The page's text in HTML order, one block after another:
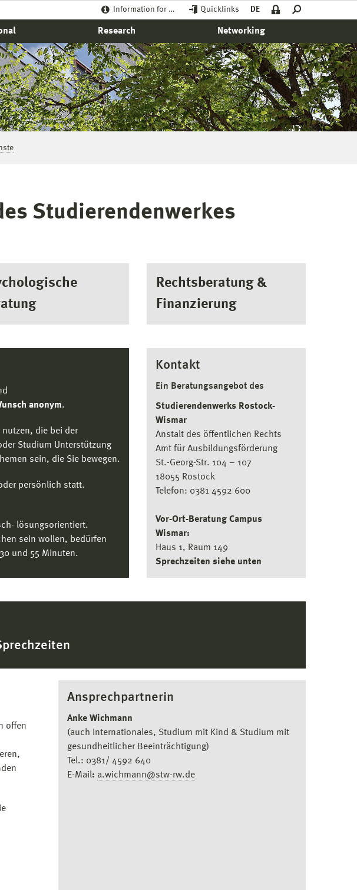
Information for … Quicklinks DE
Research Networking
Studierendenwerkes
Rechtsberatung &
Finanzierung
anonym.
nutzen, die bei der
Studium Unterstützung
sein, die Sie bewegen.
persönlich statt.
lösungsorientiert.
sein wollen, bedürfen
und 55 Minuten.
Kontakt
Ein Beratungsangebot des
Studierendenwerks Rostock-
Wismar
Anstalt des öffentlichen Rechts
Amt für Ausbildungsförderung
St.-Georg-Str. 104 – 107
18055 Rostock
Telefon: 0381 4592 600
Vor-Ort-Beratung Campus
Wismar:
Haus 1, Raum 149
Sprechzeiten siehe unten
offen
Ansprechpartnerin
Anke Wichmann
(auch Internationales, Studium mit Kind & Studium mit
gesundheitlicher Beeinträchtigung)
Tel.: 0381/ 4592 640
E-Mail: a.wichmann@stw-rw.de